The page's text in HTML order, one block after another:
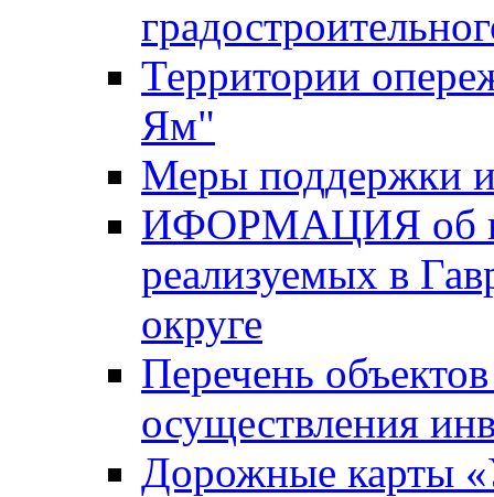
Территории
Ям"
Меры поддержки
ИФОРМАЦИЯ об
реализуемых в
округе
Перечень
осуществления
Дорожные карты